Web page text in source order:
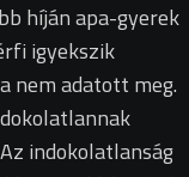
híján apa-gyerek
igyekszik
nem adatott meg.
indokolatlanság